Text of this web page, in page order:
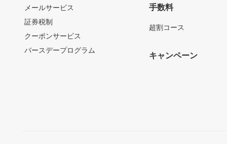
メールサービス
証券税制
クーポンサービス
バースデープログラム
手数料
超割コース
キャンペーン